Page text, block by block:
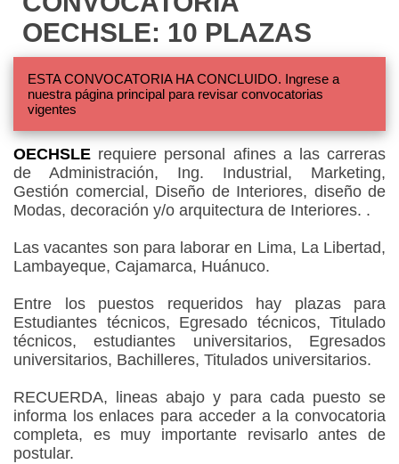
OECHSLE: 10 PLAZAS
ESTA CONVOCATORIA HA CONCLUIDO. Ingrese a
nuestra página principal para revisar convocatorias
vigentes
OECHSLE requiere personal afines a las carreras
de Administración, Ing. Industrial, Marketing,
Gestión comercial, Diseño de Interiores, diseño de
Modas, decoración y/o arquitectura de Interiores. .
Las vacantes son para laborar en Lima, La Libertad,
Lambayeque, Cajamarca, Huánuco.
Entre los puestos requeridos hay plazas para
Estudiantes técnicos, Egresado técnicos, Titulado
técnicos, estudiantes universitarios, Egresados
universitarios, Bachilleres, Titulados universitarios.
RECUERDA, lineas abajo y para cada puesto se
informa los enlaces para acceder a la convocatoria
completa, es muy importante revisarlo antes de
postular.